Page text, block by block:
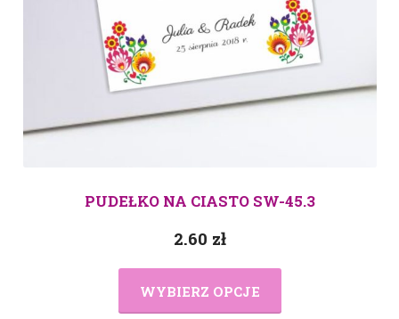
PUDEŁKO NA CIASTO SW-45.3
2.60 zł
WYBIERZ OPCJE